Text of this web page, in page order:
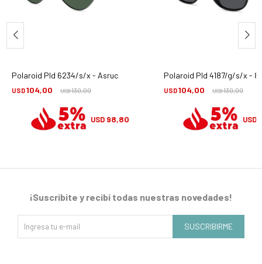
Polaroid Pld 6234/s/x - Asruc
USD104,00 USD130,00
USD 98,80
Polaroid Pld 4187/g/s/x -
USD104,00 USD130,00
USD
¡Suscribite y recibí todas nuestras novedades!
SUSCRIBIRME